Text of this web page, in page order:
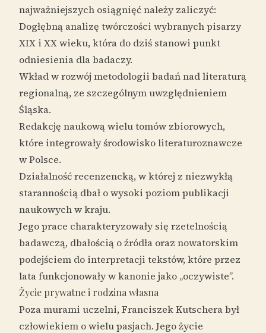
najważniejszych osiągnięć należy zaliczyć:
Dogłębną analizę twórczości wybranych pisarzy
XIX i XX wieku, która do dziś stanowi punkt
odniesienia dla badaczy.
Wkład w rozwój metodologii badań nad literaturą
regionalną, ze szczególnym uwzględnieniem
Śląska.
Redakcję naukową wielu tomów zbiorowych,
które integrowały środowisko literaturoznawcze
w Polsce.
Działalność recenzencką, w której z niezwykłą
starannością dbał o wysoki poziom publikacji
naukowych w kraju.
Jego prace charakteryzowały się rzetelnością
badawczą, dbałością o źródła oraz nowatorskim
podejściem do interpretacji tekstów, które przez
lata funkcjonowały w kanonie jako „oczywiste”.
Życie prywatne i rodzina własna
Poza murami uczelni, Franciszek Kutschera był
człowiekiem o wielu pasjach. Jego życie